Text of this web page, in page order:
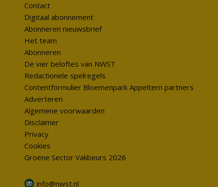
Contact
Digitaal abonnement
Abonneren nieuwsbrief
Het team
Abonneren
De vier beloftes van NWST
Redactionele spelregels
Contentformulier Bloemenpark Appeltern partners
Adverteren
Algemene voorwaarden
Disclaimer
Privacy
Cookies
Groene Sector Vakbeurs 2026
info@nwst.nl